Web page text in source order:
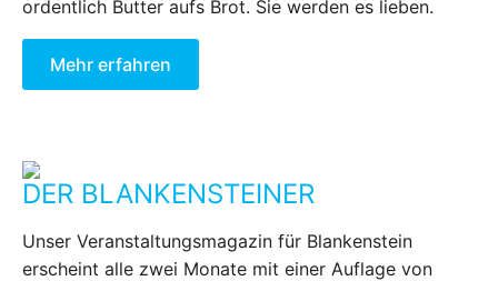
ordentlich Butter aufs Brot. Sie werden es lieben.
Mehr erfahren
DER BLANKENSTEINER
Unser Veranstaltungsmagazin für Blankenstein
erscheint alle zwei Monate mit einer Auflage von